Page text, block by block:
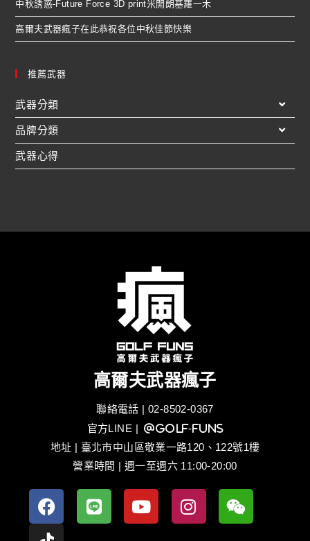
中秋誘惑-Future Force 3D print米開朗基羅一木
高爾夫武器瘋子在此恭祝各位中秋佳節快樂
推薦武器
武器分類
品牌分類
武器心得
高爾夫武器瘋子
聯絡電話 | 02-8502-0367
官方LINE | @golf-funs
地址 | 臺北市中山區敬業一路120、122號1樓
營業時間 | 週一至週六 11:00-20:00